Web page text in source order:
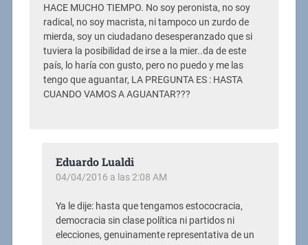
HACE MUCHO TIEMPO. No soy peronista, no soy
radical, no soy macrista, ni tampoco un zurdo de
mierda, soy un ciudadano desesperanzado que si
tuviera la posibilidad de irse a la mier..da de este
país, lo haría con gusto, pero no puedo y me las
tengo que aguantar, LA PREGUNTA ES : HASTA
CUANDO VAMOS A AGUANTAR???
Eduardo Lualdi
04/04/2016 a las 2:08 AM
Ya le dije: hasta que tengamos estococracia,
democracia sin clase política ni partidos ni
elecciones, genuinamente representativa de un